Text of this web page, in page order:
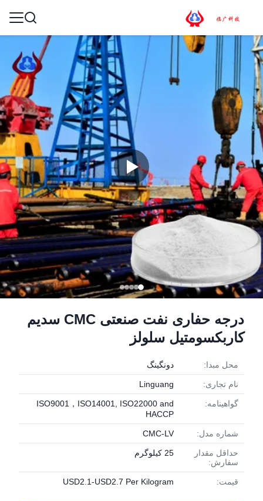
درجه حفاری نفت صنعتی CMC سدیم
کاربکسومتیل سلولز
محل مبدا: دونگينگ
نام تجاری: Linguang
گواهینامه:
ISO9001，ISO14001, ISO22000 and
HACCP
شماره مدل: CMC-LV
حداقل مقدار
سفارش:
25 کیلوگرم
قیمت: USD2.1-USD2.7 Per Kilogram